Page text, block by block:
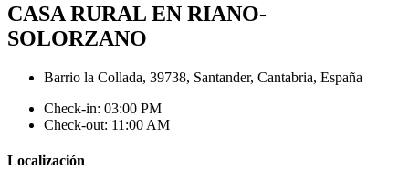
CASA RURAL EN RIANO-
SOLORZANO
Barrio la Collada, 39738, Santander, Cantabria, España
Check-in: 03:00 PM
Check-out: 11:00 AM
Localización